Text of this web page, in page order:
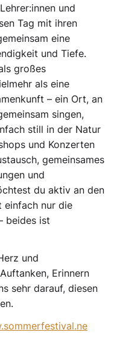
und
Tag mit ihren
eine
und Tiefe.
großes
als eine
– ein Ort, an
singen,
still in der Natur
und Konzerten
gemeinsames
und
du aktiv an den
einfach nur die
beides ist
und
Erinnern
sehr darauf, diesen